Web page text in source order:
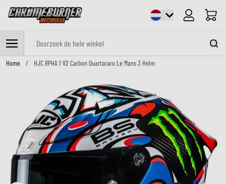
Cart
Ga naar de inhoud
Home / HJC RPHA 1 V2 Carbon Quartararo Le Mans 3 Helm